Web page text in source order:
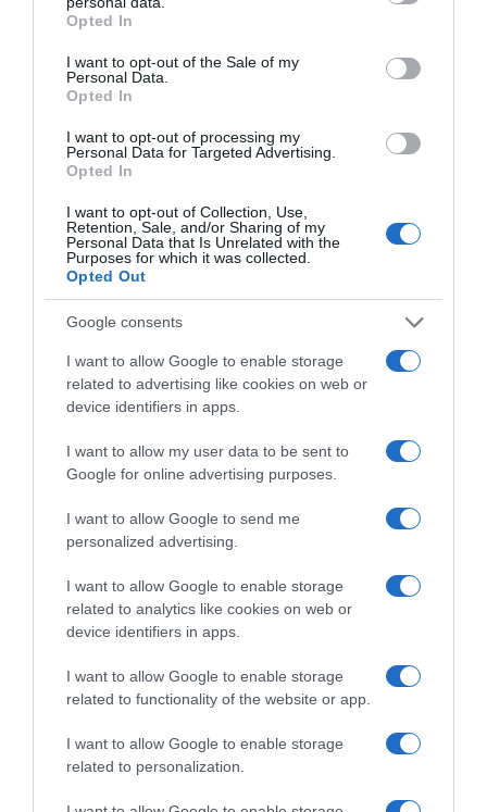
grant or deny consent to Google and its third-party tags to
use your data for below specified purposes in below Google
consent section.
Opted In
I want to opt-out of the Sale of my
Personal Data.
Opted In
I want to opt-out of processing my
Personal Data for Targeted Advertising.
Opted In
I want to opt-out of Collection, Use,
Retention, Sale, and/or Sharing of my
Personal Data that Is Unrelated with the
Purposes for which it was collected.
Opted Out
Google consents
I want to allow Google to enable storage
related to advertising like cookies on web or
device identifiers in apps.
I want to allow my user data to be sent to
Google for online advertising purposes.
I want to allow Google to send me
personalized advertising.
I want to allow Google to enable storage
related to analytics like cookies on web or
device identifiers in apps.
I want to allow Google to enable storage
related to functionality of the website or app.
I want to allow Google to enable storage
related to personalization.
Για την κατάσβεση της φωτιάς στο
πυροσβέστες με 7 οχήματα, καθώς και δύο
ειδικά οχήματα εκ των οποίων ένα
βραχιονοφόρο και ένα κλιμακοφόρο.
Αντιμετώπισης Εγκλημάτων Εμπρησμού
Αττικής έχει μεταβεί στο νοσοκομείο για την
διερεύνηση των αιτιών της πυρκαγιάς.
Προσθήκη ως προτεινόμενη
πηγή στην Google
Ειδήσεις σήμερα
To Ιράν θα διατηρήσει τον αποκλεισμό των
Στενών του Ορμούζ έως ότου οι ΗΠΑ
αποδεχθούν “όλους” τους όρους της
Ιός Δυτικού Νείλου: Έξι θάνατοι τις
τελευταίες ημέρες – Στην Αττική τα
περισσότερα κρούσματα
ΠΑΣΟΚ: Η «Εστία» ανάλωσε τη μισή ύλη
της για να μην πει απολύτως τίποτα και να
επαναλάβει το φαντασιόπληκτο ρεπορτάζ